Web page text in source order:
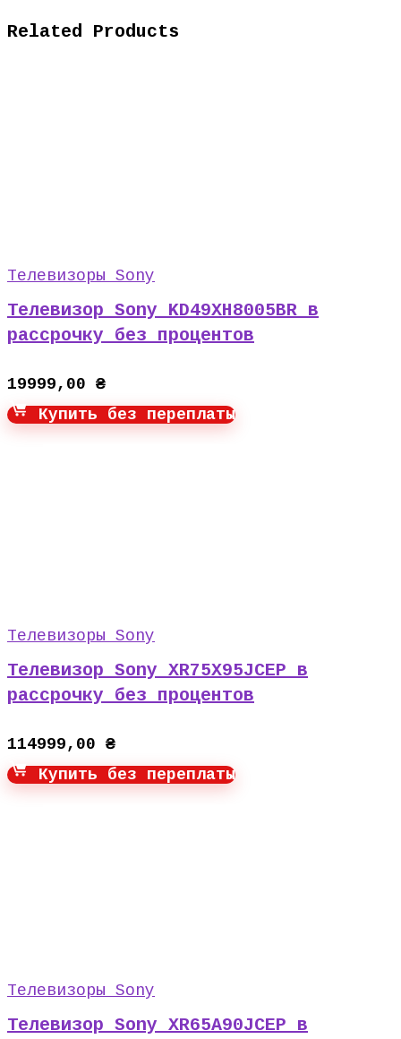
Related Products
Телевизоры Sony
Телевизор Sony KD49XH8005BR в
рассрочку без процентов
19999,00 ₴
Купить без переплаты
Телевизоры Sony
Телевизор Sony XR75X95JCEP в
рассрочку без процентов
114999,00 ₴
Купить без переплаты
Телевизоры Sony
Телевизор Sony XR65A90JCEP в